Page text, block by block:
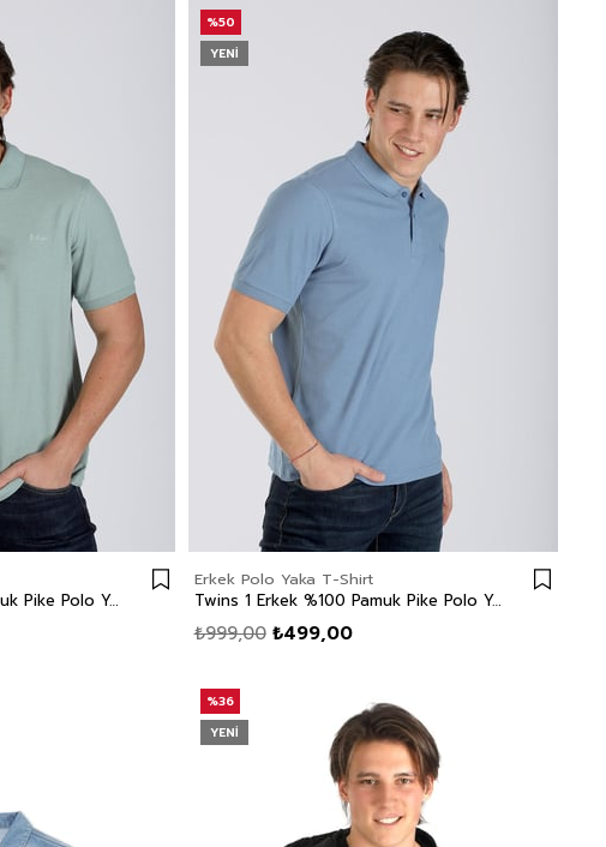
Twins 1 Erkek %100 Pamuk Pike Polo Yaka T-Shirt Çağla Yeşili
Erkek Polo Yaka T-Shirt
Twins 1 Erkek %100 Pamuk Pike Polo Yaka T-Shirt Açık Mavi
₺499,00
₺999,00
%50
YENI
%36
YENI